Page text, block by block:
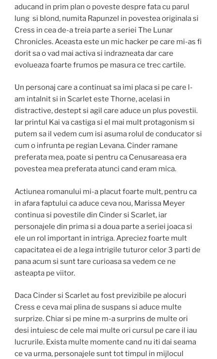
aducand in prim plan o poveste despre fata cu parul
lung si blond, numita Rapunzel in povestea originala si
Cress in cea de-a treia parte a seriei The Lunar
Chronicles. Aceasta este un mic hacker pe care mi-as fi
dorit sa o vad mai activa si indrazneata dar care
evolueaza foarte frumos pe masura ce trec cartile.
Un personaj care a continuat sa imi placa si pe care l-
am intalnit si in Scarlet este Thorne, acelasi in
distractive, destept si agil care aduce un plus povestii.
Iar printul Kai va castiga si el mai mult protagonism si
putem sa il vedem cum isi asuma rolul de conducator si
cum o infrunta pe regian Levana. Cinder ramane
preferata mea, poate si pentru ca Cenusareasa era
povestea mea preferata atunci cand eram mica.
Actiunea romanului mi-a placut foarte mult, pentru ca
in afara faptului ca aduce ceva nou, Marissa Meyer
continua si povestile din Cinder si Scarlet, iar
personajele din prima si a doua parte a seriei joaca si
ele un rol important in intriga. Apreciez foarte mult
capacitatea ei de a lega intrigile tuturor celor 3 parti de
pana acum si sunt tare curioasa sa vedem ce ne
asteapta pe viitor.
Daca Cinder si Scarlet au fost previzibile pe alocuri
Cress e ceva mai plina de suspans si aduce multe
surprize. Chiar si pe mine m-a surprins de multe ori
desi intuiesc de cele mai multe ori cursul pe care il iau
lucrurile. Exista multe momente cand nu iti dai seama
ce va urma, personajele sunt tot timpul in mijlocul